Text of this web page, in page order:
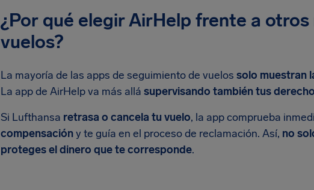
¿Por qué elegir AirHelp frente a
vuelos?
La mayoría de las apps de seguimiento de vuelos solo muestran
La app de AirHelp va más allá supervisando también tus
Si Lufthansa retrasa o cancela tu vuelo, la app comprueba
compensacióny te guía en el proceso de reclamación. Así, no
proteges el dinero que te corresponde.